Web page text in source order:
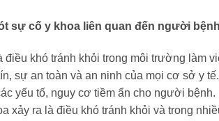
sự cố y khoa liên quan đến người
điều khó tránh khỏi trong môi trường làm
sự an toàn và an ninh của mọi cơ sở y
yếu tố, nguy cơ tiềm ẩn cho người
xảy ra là điều khó tránh khỏi và trong